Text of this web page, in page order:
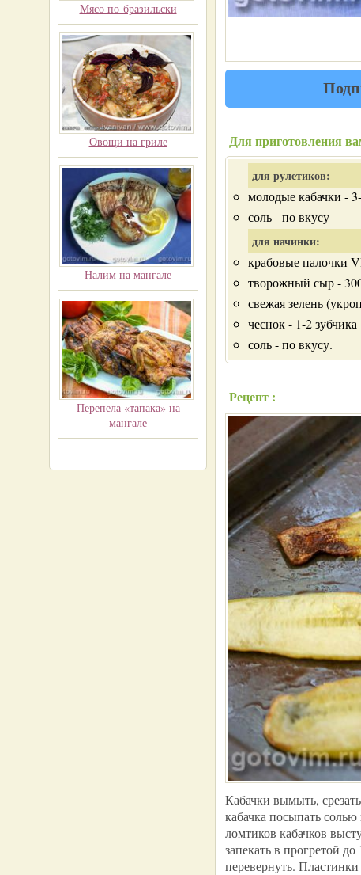
Мясо по-бразильски
Овощи на гриле
Налим на мангале
Перепела «тапака» на
мангале
Для приготовления
для рулетиков:
молодые кабачки -
соль - по вкусу
для начинки:
крабовые палочки
творожный сыр -
свежая зелень
чеснок - 1-2 зубчика
соль - по вкусу.
Рецепт :
Кабачки вымыть,
кабачка посыпать
ломтиков кабачков
запекать в прогретой
перевернуть.